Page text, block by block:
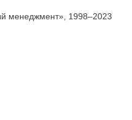
менеджмент», 1998–2023